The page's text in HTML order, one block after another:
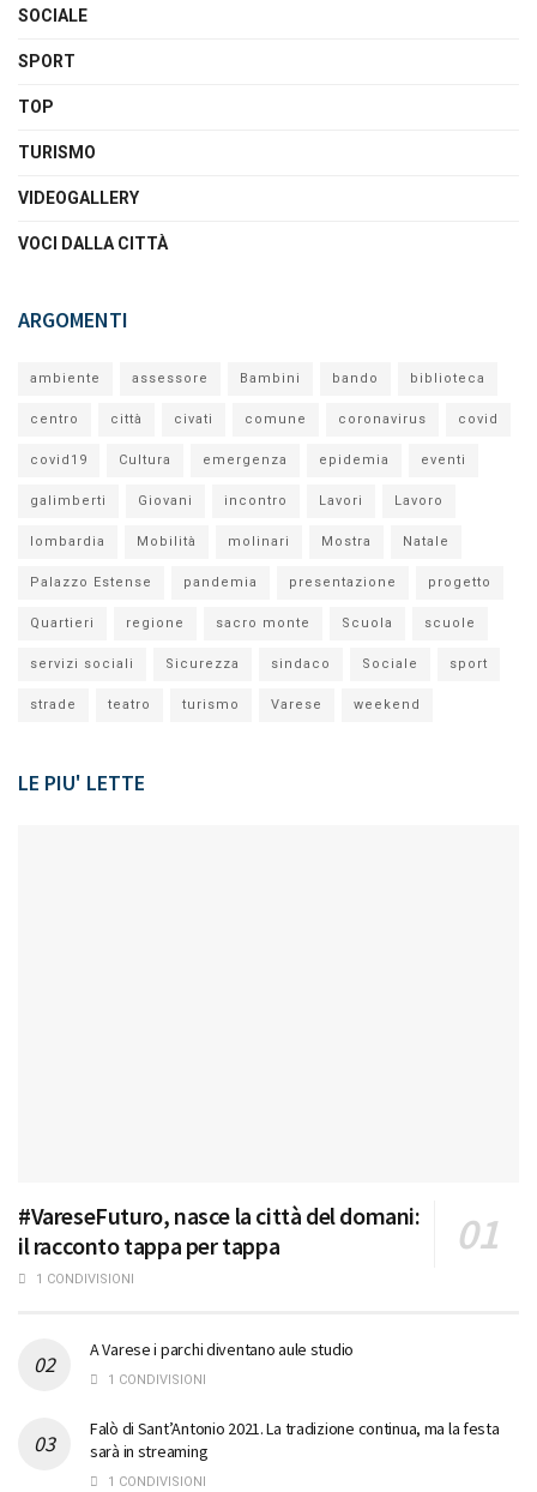
SOCIALE
SPORT
TOP
TURISMO
VIDEOGALLERY
VOCI DALLA CITTÀ
ARGOMENTI
ambiente assessore Bambini bando biblioteca
centro città civati comune coronavirus covid
covid19 Cultura emergenza epidemia eventi
galimberti Giovani incontro Lavori Lavoro
lombardia Mobilità molinari Mostra Natale
Palazzo Estense pandemia presentazione progetto
Quartieri regione sacro monte Scuola scuole
servizi sociali Sicurezza sindaco Sociale sport
strade teatro turismo Varese weekend
LE PIU' LETTE
#VareseFuturo, nasce la città del domani:
il racconto tappa per tappa
1 CONDIVISIONI
A Varese i parchi diventano aule studio
1 CONDIVISIONI
Falò di Sant’Antonio 2021. La tradizione continua, ma la festa
sarà in streaming
1 CONDIVISIONI